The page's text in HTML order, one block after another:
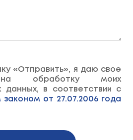
«Отправить», я даю свое
на обработку моих
данных, в соответствии с
от 27.07.2006 года